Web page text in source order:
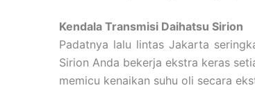
Kendala Transmisi Daihatsu Sirion
Padatnya lalu lintas Jakarta
Sirion Anda bekerja ekstra keras
memicu kenaikan suhu oli secara